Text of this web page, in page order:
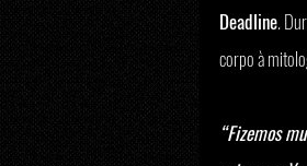
Deadline.
corpo à
“Fizemos